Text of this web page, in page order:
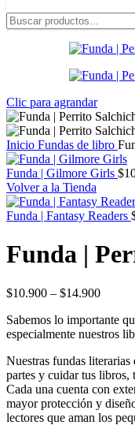
Clic para agrandar
Inicio Fundas de libro
Funda | Gilmore Girls $
Volver a la Tienda
Funda | Fantasy Readers
Funda |
$10.900 – $14.900
Sabemos lo importante
especialmente nuestros
Nuestras fundas literarias
partes y cuidar tus libros,
Cada una cuenta con
mayor protección y
lectores que aman los